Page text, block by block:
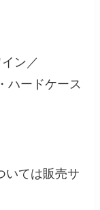
ン／
ハードケース
いては販売サ